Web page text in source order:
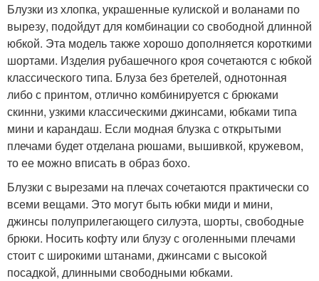
Блузки из хлопка, украшенные кулиской и воланами по
вырезу, подойдут для комбинации со свободной длинной
юбкой. Эта модель также хорошо дополняется короткими
шортами. Изделия рубашечного кроя сочетаются с юбкой
классического типа. Блуза без бретелей, однотонная
либо с принтом, отлично комбинируется с брюками
скинни, узкими классическими джинсами, юбками типа
мини и карандаш. Если модная блузка с открытыми
плечами будет отделана рюшами, вышивкой, кружевом,
то ее можно вписать в образ бохо.
Блузки с вырезами на плечах сочетаются практически со
всеми вещами. Это могут быть юбки миди и мини,
джинсы полуприлегающего силуэта, шорты, свободные
брюки. Носить кофту или блузу с оголенными плечами
стоит с широкими штанами, джинсами с высокой
посадкой, длинными свободными юбками.